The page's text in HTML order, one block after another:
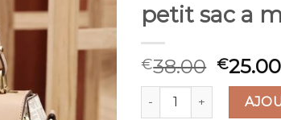
petit sac a
€38.00 €25.00
quantité de petit sac a